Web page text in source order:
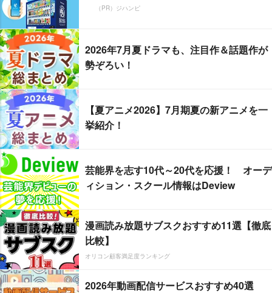
（PR）ジハンピ
2026年7月夏ドラマも、注目作＆話題作が
勢ぞろい！
【夏アニメ2026】7月期夏の新アニメを一
挙紹介！
芸能界を志す10代～20代を応援！ オーデ
ィション・スクール情報はDeview
漫画読み放題サブスクおすすめ11選【徹底
比較】
オリコン顧客満足度ランキング
2026年動画配信サービスおすすめ40選